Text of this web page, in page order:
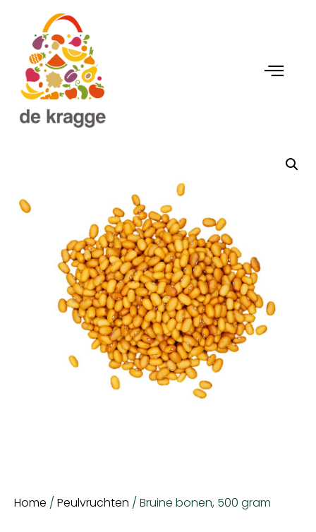
Home / Peulvruchten / Bruine bonen, 500 gram